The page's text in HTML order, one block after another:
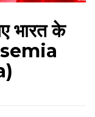
भारत के